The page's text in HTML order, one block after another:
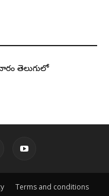
తెలుగులో
Terms and conditions